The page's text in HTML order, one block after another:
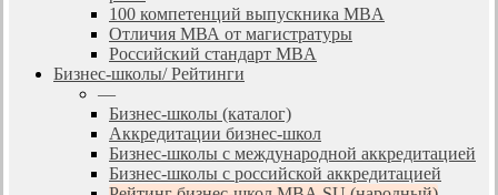
100 компетенций выпускника MBA
Отличия МВА от магистратуры
Российский стандарт MBA
Бизнес-школы/ Рейтинги
—
Бизнес-школы (каталог)
Аккредитации бизнес-школ
Бизнес-школы с международной аккредитацией
Бизнес-школы с российской аккредитацией